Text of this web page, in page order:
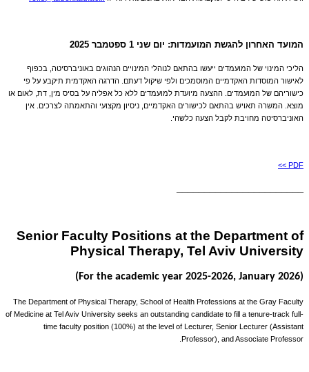
המועד האחרון להגשת המועמדות: יום שני 1 ספטמבר 2025
הליכי המינוי של המועמדים ייעשו בהתאם לנוהלי המינויים הנהוגים באוניברסיטה, בכפוף
לאישור המוסדות האקדמיים המוסמכים ולפי שיקול דעתם. הדרגה האקדמית תיקבע על פי
כישוריהם של המועמדים. ההצעה מיועדת למועמדים ללא כל אפליה על בסיס מין, דת, לאום או
מוצא. המשרה תאויש בהתאם לכישורים האקדמיים, ניסיון מקצועי והתאמתה לצרכים. אין
האוניברסיטה מחויבת לקבל הצעה כלשהי
PDF >>
Senior Faculty Positions at the Department of
Physical Therapy, Tel Aviv University
(For the academic year 2025-2026, January 2026)
The Department of Physical Therapy, School of Health Professions at the Gray Faculty
of Medicine at Tel Aviv University seeks an outstanding candidate to fill a tenure-track full-
time faculty position (100%) at the level of Lecturer, Senior Lecturer (Assistant
Professor), and Associate Professor.